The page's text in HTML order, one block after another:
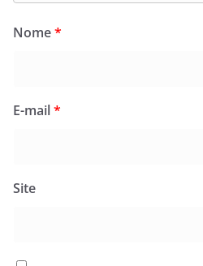
Nome*
E-mail*
Site